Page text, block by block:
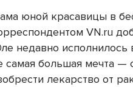
юной красавицы в
VN.ru
недавно исполнилось
самая большая мечта —
лекарство от